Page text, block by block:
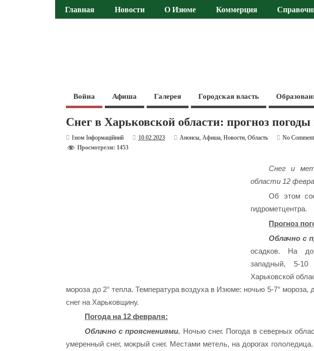
Главная Новости О Изюме Коммерция
Война Афиша Галерея Городская власть
Снег в Харьковской области: прогноз
Ізюм Інформаційний 10.02.2023 Анонсы,Афиша,Новости,Область
No Comment
Просмотрели: 1453
Снег и
области 12
Об этом
гидрометцентра.
Прогноз
Облачно с
осадков. На
западный, 5-
Харьковской
мороза до 2° тепла. Температура воздуха в Изюме: ночью 5-7° мороза,
снег на Харьковщину.
Погода на 12 февраля:
Облачно с прояснениями. Ночью снег. Погода в северных
умеренный снег, мокрый снег. Местами метель, на дорогах